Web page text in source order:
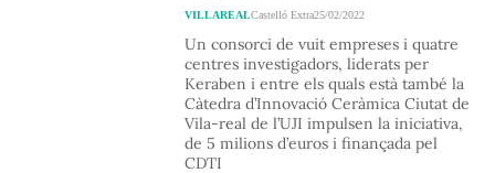
VILLAREALCastelló Extra25/02/2022
Un consorci de vuit empreses i quatre
centres investigadors, liderats per
Keraben i entre els quals està també la
Càtedra d’Innovació Ceràmica Ciutat de
Vila-real de l’UJI impulsen la iniciativa,
de 5 milions d’euros i finançada pel
CDTI